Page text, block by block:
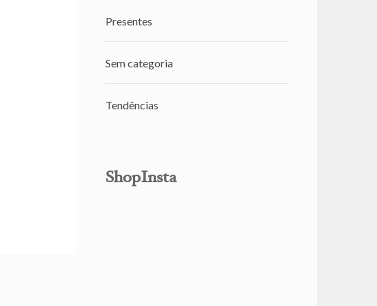
Presentes
Sem categoria
Tendências
ShopInsta